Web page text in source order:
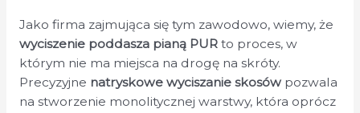
Jako firma zajmująca się tym zawodowo, wiemy, że
wyciszenie poddasza pianą PURto proces, w
którym nie ma miejsca na drogę na skróty.
Precyzyjne natryskowe wyciszanie skosówpozwala
na stworzenie monolitycznej warstwy, która oprócz